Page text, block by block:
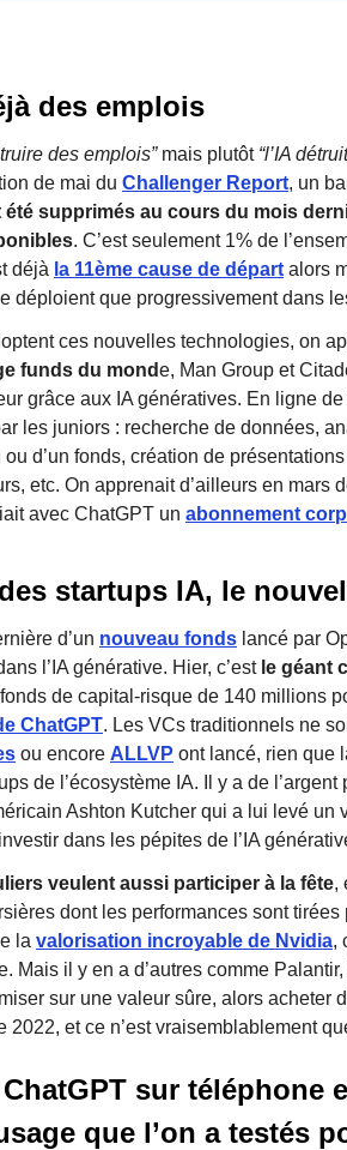
des emplois
des emplois”mais plutôt “l’IA
de mai du Challenger Report, un
été supprimés au cours du mois
. C’est seulement 1% de
déjà la 11ème cause de départ alors
déploient que progressivement dans
ces nouvelles technologies, on
funds du monde, Man Group et
grâce aux IA génératives. En ligne
les juniors : recherche de données,
ou d’un fonds, création de
etc. On apprenait d’ailleurs en mars
avec ChatGPT un abonnement
startups IA, le
d’un nouveau fonds lancé par
l’IA générative. Hier, c’est le géant
de capital-risque de 140 millions
ChatGPT. Les VCs traditionnels ne
ou encore ALLVP ont lancé, rien que
de l’écosystème IA. Il y a de l’argent
Ashton Kutcher qui a lui levé un
dans les pépites de l’IA
veulent aussi participer à la fête,
dont les performances sont
la valorisation incroyable de Nvidia,
Mais il y en a d’autres comme
sur une valeur sûre, alors acheter
2022, et ce n’est vraisemblablement
sur téléphone
que l’on a testés